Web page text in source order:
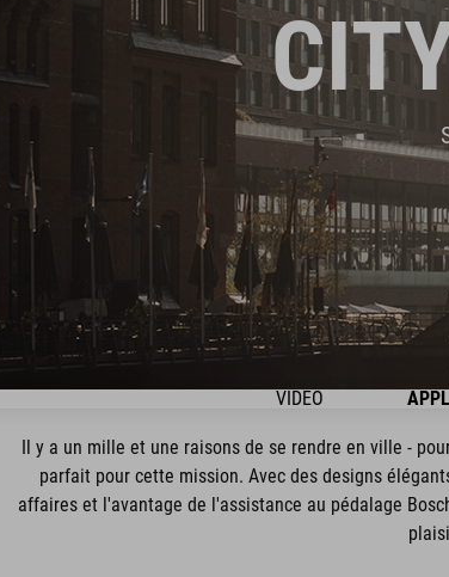
VIDEO
Il y a un mille et une raisons de se rendre en ville -
parfait pour cette mission. Avec des designs
affaires et l'avantage de l'assistance au pédalage